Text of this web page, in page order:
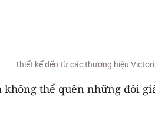
Thiết kế đến từ các thương hiệu
thể quên những đôi